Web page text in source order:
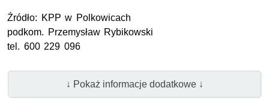
Źródło: KPP w Polkowicach
podkom. Przemysław Rybikowski
tel. 600 229 096
↓ Pokaż informacje dodatkowe ↓